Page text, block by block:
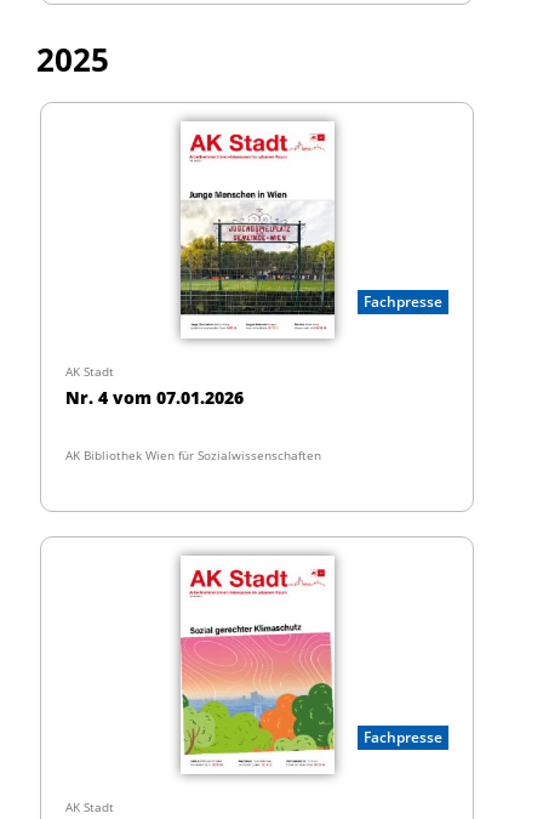
2025
Fachpresse
AK Stadt
Nr. 4 vom 07.01.2026
AK Bibliothek Wien für Sozialwissenschaften
Fachpresse
AK Stadt